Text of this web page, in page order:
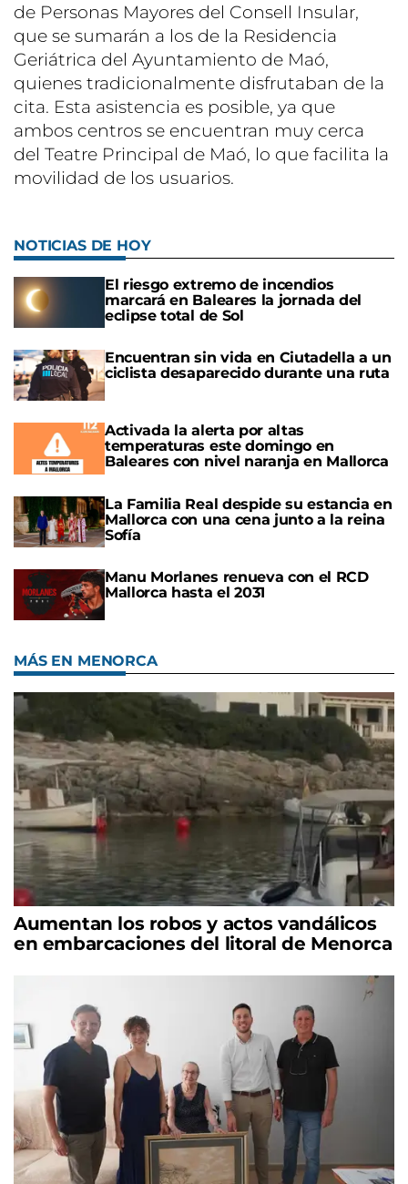
de Personas Mayores del Consell Insular,
que se sumarán a los de la Residencia
Geriátrica del Ayuntamiento de Maó,
quienes tradicionalmente disfrutaban de la
cita. Esta asistencia es posible, ya que
ambos centros se encuentran muy cerca
del Teatre Principal de Maó, lo que facilita la
movilidad de los usuarios.
NOTICIAS DE HOY
El riesgo extremo de incendios
marcará en Baleares la jornada del
eclipse total de Sol
Encuentran sin vida en Ciutadella a un
ciclista desaparecido durante una ruta
Activada la alerta por altas
temperaturas este domingo en
Baleares con nivel naranja en Mallorca
La Familia Real despide su estancia en
Mallorca con una cena junto a la reina
Sofía
Manu Morlanes renueva con el RCD
Mallorca hasta el 2031
MÁS EN MENORCA
Aumentan los robos y actos vandálicos
en embarcaciones del litoral de Menorca